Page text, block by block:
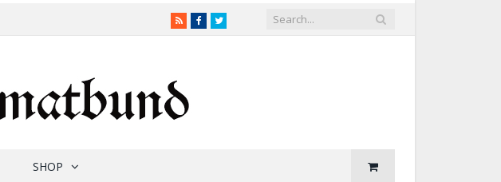
RSSFacebookTwitter
SHOP